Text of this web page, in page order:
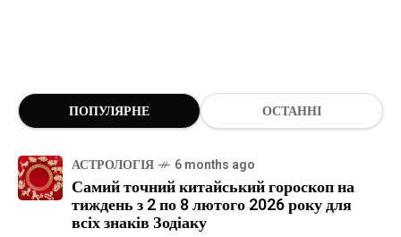
ПОПУЛЯРНЕ ОСТАННІ
АСТРОЛОГІЯ 6 months ago
Самий точний китайський гороскоп на
тиждень з 2 по 8 лютого 2026 року для
всіх знаків Зодіаку